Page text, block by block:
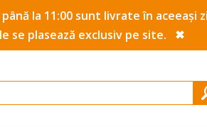
la 11:00 sunt livrate în aceeași
se plasează exclusiv pe site.
✖